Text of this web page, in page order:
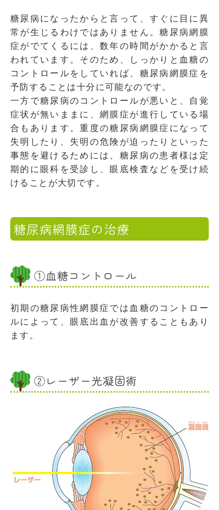
糖尿病になったからと言って、すぐに目に異
常が生じるわけではありません。糖尿病網膜
症がでてくるには、数年の時間がかかると言
われています。そのため、しっかりと血糖の
コントロールをしていれば、糖尿病網膜症を
予防することは十分に可能なのです。
一方で糖尿病のコントロールが悪いと、自覚
症状が無いままに、網膜症が進行している場
合もあります。重度の糖尿病網膜症になって
失明したり、失明の危険が迫ったりといった
事態を避けるためには、糖尿病の患者様は定
期的に眼科を受診し、眼底検査などを受け続
けることが大切です。
糖尿病網膜症の治療
①血糖コントロール
初期の糖尿病性網膜症では血糖のコントロー
ルによって、眼底出血が改善することもあり
ます。
②レーザー光凝固術